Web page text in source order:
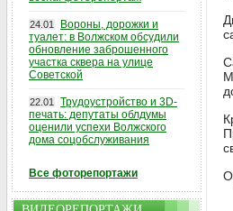
24.01
Вороны, дорожки и
туалет: в Волжском обсудили
обновление заброшенного
участка сквера на улице
Советской
22.01
Трудоустройство и 3D-
печать: депутаты облдумы
оценили успехи Волжского
дома соцобслуживания
Все фоторепортажи